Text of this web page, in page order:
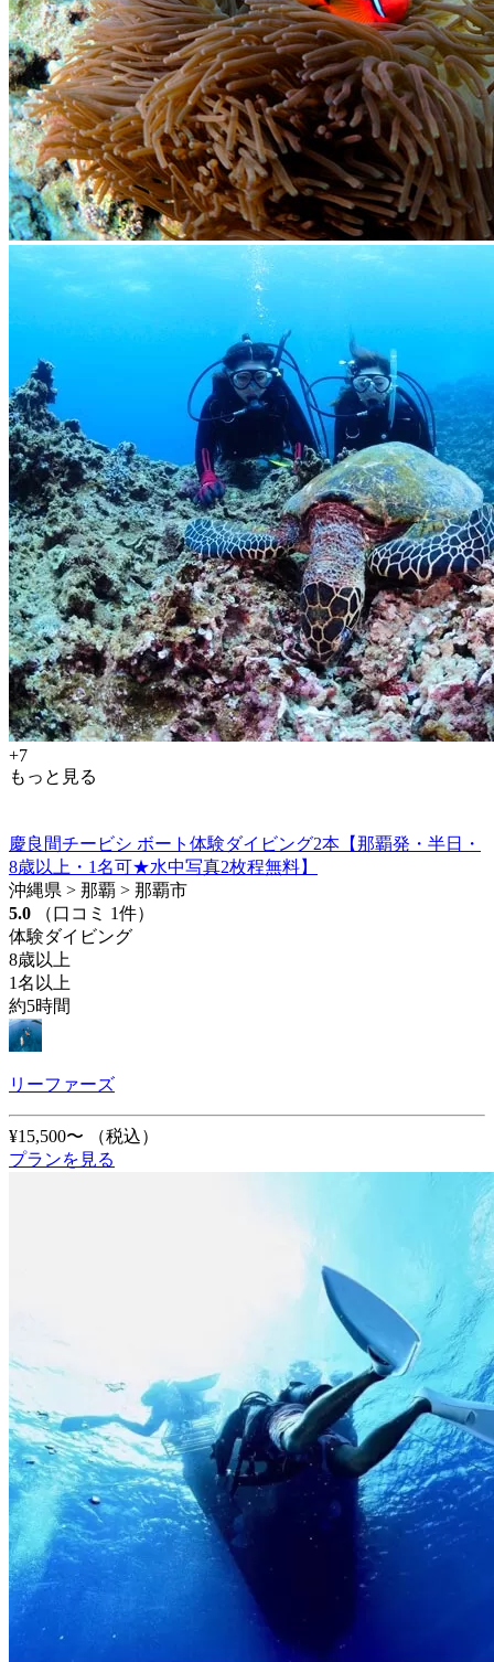
+7
もっと見る
慶良間チービシ ボート体験ダイビング2本【那覇発・半日・
8歳以上・1名可★水中写真2枚程無料】
沖縄県 > 那覇 > 那覇市
5.0
（口コミ 1件）
体験ダイビング
8歳以上
1名以上
約5時間
リーファーズ
¥15,500〜
（税込）
プランを見る